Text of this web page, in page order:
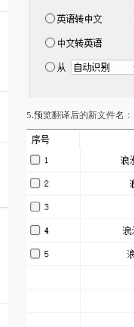
5.‌预览翻译后的新文件名‌